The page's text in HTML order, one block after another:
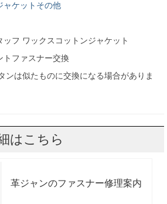
ャケットその他
ッフ ワックスコットンジャケット
トファスナー交換
ンは似たものに交換になる場合がありま
はこちら
革ジャンのファスナー修理案内